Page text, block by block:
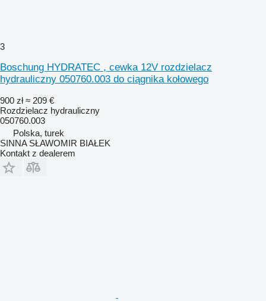
3
Boschung HYDRATEC , cewka 12V rozdzielacz
hydrauliczny 050760.003 do ciągnika kołowego
900 zł ≈ 209 €
Rozdzielacz hydrauliczny
050760.003
Polska, turek
SINNA SŁAWOMIR BIAŁEK
Kontakt z dealerem